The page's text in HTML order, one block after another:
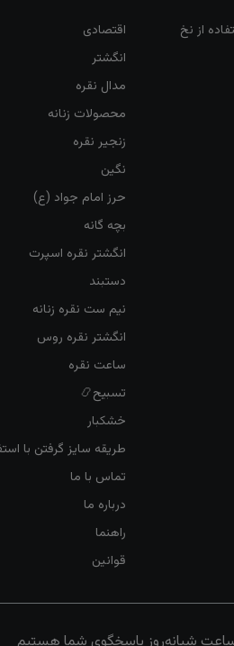
از نخ
اقتصادی
انگشتر
مدال نقره
محصولات زنانه
زنجیر نقره
نگین
حرز امام جواد (ع)
بچه گانه
انگشتر نقره اسپرت
دستبند
نیم ست نقره زنانه
انگشتر نقره روس
ساعت نقره
تسبیح📿
خشکبار
طریقه سایز گرفتن با
تماس با ما
درباره ما
راهنما
قوانین